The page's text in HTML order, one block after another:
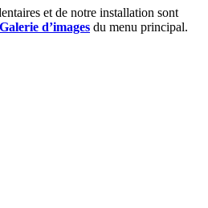
et de notre installation sont
Galerie d’images du menu principal.